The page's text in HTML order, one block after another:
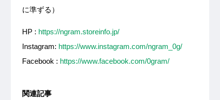
に準ずる）
HP : https://ngram.storeinfo.jp/
Instagram: https://www.instagram.com/ngram_0g/
Facebook : https://www.facebook.com/0gram/
関連記事